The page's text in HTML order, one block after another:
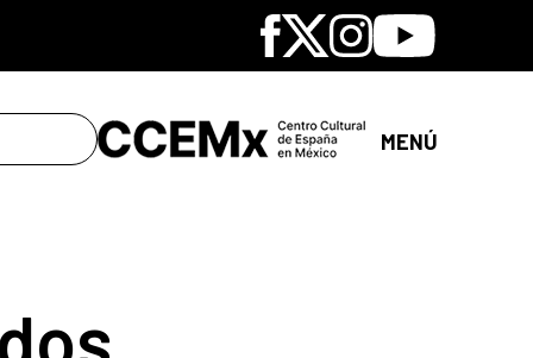
Facebook
X Instagram
Youtube
MENÚ